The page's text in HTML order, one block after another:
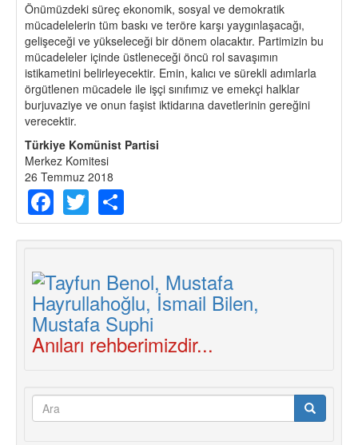
Önümüzdeki süreç ekonomik, sosyal ve demokratik
mücadelelerin tüm baskı ve teröre karşı yaygınlaşacağı,
gelişeceği ve yükseleceği bir dönem olacaktır. Partimizin bu
mücadeleler içinde üstleneceği öncü rol savaşımın
istikametini belirleyecektir. Emin, kalıcı ve sürekli adımlarla
örgütlenen mücadele ile işçi sınıfımız ve emekçi halklar
burjuvaziye ve onun faşist iktidarına davetlerinin gereğini
verecektir.
Türkiye Komünist Partisi
Merkez Komitesi
26 Temmuz 2018
Facebook
Twitter
Anıları rehberimizdir...
Arama